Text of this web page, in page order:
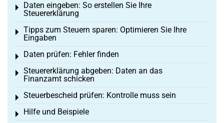
Daten eingeben: So erstellen Sie Ihre
Steuererklärung
Toggle menu
Tipps zum Steuern sparen: Optimieren Sie Ihre
Eingaben
Toggle menu
Daten prüfen: Fehler finden
Toggle menu
Steuererklärung abgeben: Daten an das
Finanzamt schicken
Toggle menu
Steuerbescheid prüfen: Kontrolle muss sein
Toggle menu
Hilfe und Beispiele
Toggle menu